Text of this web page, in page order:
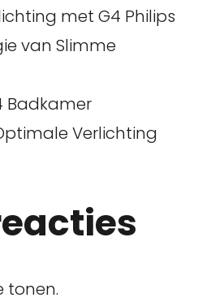
met G4 Philips
van Slimme
Badkamer
Verlichting
tonen.